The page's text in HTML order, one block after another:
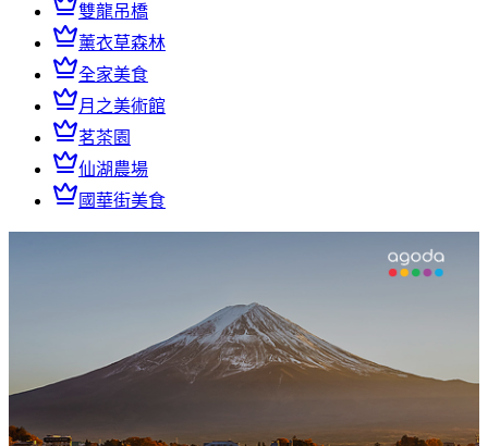
雙龍吊橋
薰衣草森林
全家美食
月之美術館
茗茶園
仙湖農場
國華街美食